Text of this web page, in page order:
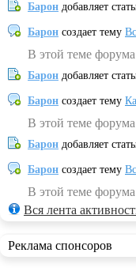
Барон добавляет
Барон создает тему
В этой теме
Барон добавляет
Барон создает тему
В этой теме
Барон добавляет
Барон создает тему
В этой теме
Вся лента
Реклама спонсоров